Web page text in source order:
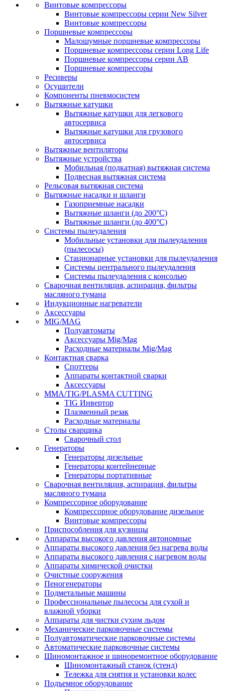
Винтовые компрессоры
Винтовые компрессоры серии New Silver
Винтовые компрессоры
Поршневые компрессоры
Малошумные поршневые компрессоры
Поршневые компрессоры серии Long Life
Поршневые компрессоры серии AB
Поршневые компрессоры
Ресиверы
Осушители
Компоненты пневмосистем
Вытяжные катушки
Вытяжные катушки для легкового
автосервиса
Вытяжные катушки для грузового
автосервиса
Вытяжные вентиляторы
Вытяжные устройства
Мобильная (подкатная) вытяжная система
Подвесная вытяжная система
Рельсовая вытяжная система
Вытяжные насадки и шланги
Газоприемные насадки
Вытяжные шланги (до 200°C)
Вытяжные шланги (до 400°C)
Системы пылеудаления
Мобильные установки для пылеудаления
(пылесосы)
Стационарные установки для пылеудаления
Системы центрального пылеудаления
Системы пылеудаления с консолью
Сварочная вентиляция, аспирация, фильтры
масляного тумана
Индукционные нагреватели
Аксессуары
MIG/MAG
Полуавтоматы
Аксессуары Mig/Mag
Расходные материалы Mig/Mag
Контактная сварка
Споттеры
Аппараты контактной сварки
Аксессуары
MMA/TIG/PLASMA CUTTING
TIG Инвертор
Плазменный резак
Расходные материалы
Столы сварщика
Сварочный стол
Генераторы
Генераторы дизельные
Генераторы контейнерные
Генераторы портативные
Сварочная вентиляция, аспирация, фильтры
масляного тумана
Компрессорное оборудование
Компрессорное оборудование дизельное
Винтовые компрессоры
Приспособления для кузницы
Аппараты высокого давления автономные
Аппараты высокого давления без нагрева воды
Аппараты высокого давления с нагревом воды
Аппараты химической очистки
Очистные сооружения
Пеногенераторы
Подметальные машины
Профессиональные пылесосы для сухой и
влажной уборки
Аппараты для чистки сухим льдом
Механические парковочные системы
Полуавтоматические парковочные системы
Автоматические парковочные системы
Шиномонтажное и шиноремонтное оборудование
Шиномонтажный станок (стенд)
Тележка для снятия и установки колес
Подъемное оборудование